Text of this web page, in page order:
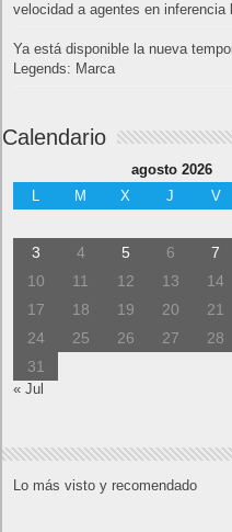
velocidad a agentes en inferencia
Ya está disponible la nueva
Legends: Marca
Calendario
agosto 2026
L
M X J V
3
4 5 6 7
10
11 12 13 14
17
18 19 20 21
24
25 26 27 28
31
« Jul
Lo más visto y recomendado